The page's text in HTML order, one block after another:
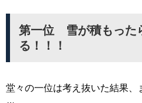
第一位 雪が積もった
る！！！
堂々の一位は考え抜いた結果、